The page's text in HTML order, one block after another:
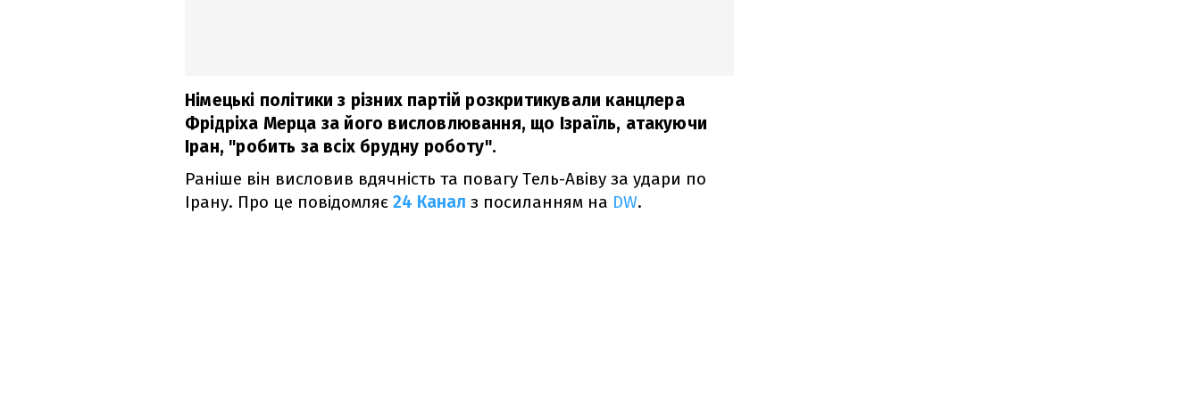
Німецькі політики з різних партій розкритикували канцлера
Фрідріха Мерца за його висловлювання, що Ізраїль, атакуючи
Іран, "робить за всіх брудну роботу".
Раніше він висловив вдячність та повагу Тель-Авіву за удари по
Ірану. Про це повідомляє 24 Канал з посиланням на DW.